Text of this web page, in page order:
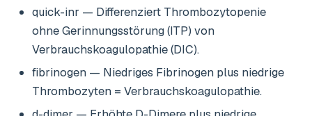
quick-inr — Differenziert Thrombozytopenie
ohne Gerinnungsstörung (ITP) von
Verbrauchskoagulopathie (DIC).
fibrinogen — Niedriges Fibrinogen plus niedrige
Thrombozyten = Verbrauchskoagulopathie.